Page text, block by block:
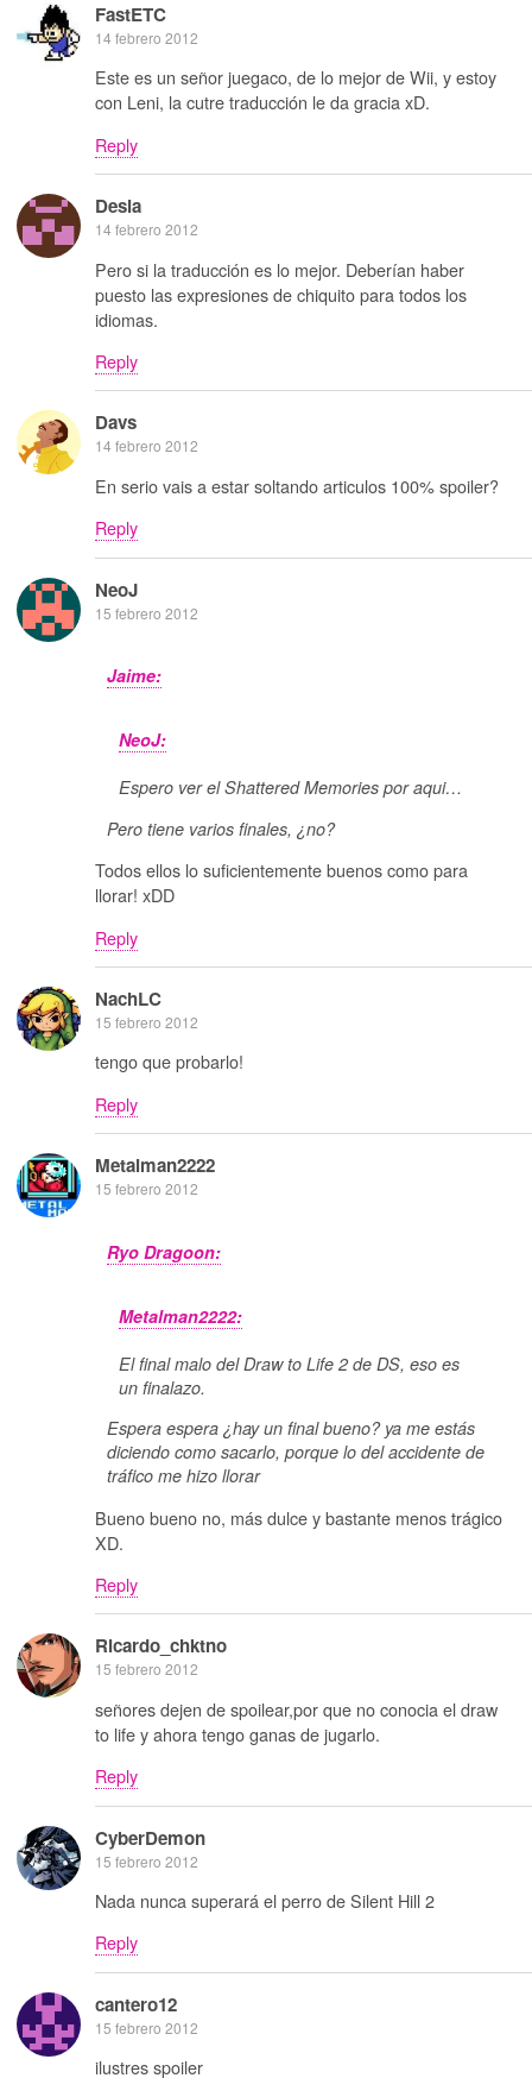
FastETC
14 febrero 2012
Este es un señor juegaco, de lo mejor de Wii, y estoy
con Leni, la cutre traducción le da gracia xD.
Reply
Desia
14 febrero 2012
Pero si la traducción es lo mejor. Deberían haber
puesto las expresiones de chiquito para todos los
idiomas.
Reply
Davs
14 febrero 2012
En serio vais a estar soltando articulos 100% spoiler?
Reply
NeoJ
15 febrero 2012
Jaime:
NeoJ:
Espero ver el Shattered Memories por aqui…
Pero tiene varios finales, ¿no?
Todos ellos lo suficientemente buenos como para
llorar! xDD
Reply
NachLC
15 febrero 2012
tengo que probarlo!
Reply
Metalman2222
15 febrero 2012
Ryo Dragoon:
Metalman2222:
El final malo del Draw to Life 2 de DS, eso es
un finalazo.
Espera espera ¿hay un final bueno? ya me estás
diciendo como sacarlo, porque lo del accidente de
tráfico me hizo llorar
Bueno bueno no, más dulce y bastante menos trágico
XD.
Reply
Ricardo_chktno
15 febrero 2012
señores dejen de spoilear,por que no conocia el draw
to life y ahora tengo ganas de jugarlo.
Reply
CyberDemon
15 febrero 2012
Nada nunca superará el perro de Silent Hill 2
Reply
cantero12
15 febrero 2012
ilustres spoiler